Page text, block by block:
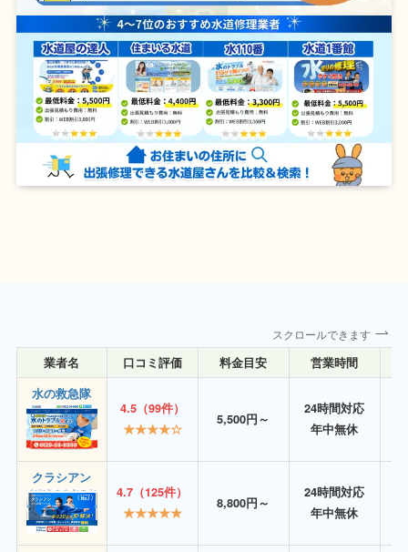
スクロールできます
業者名 口コミ評価 料金目安 営業時間
水の救急隊
4.5（99件）
★★★★☆
5,500円～
24時間対応
年中無休
クラシアン
4.7（125件）
★★★★★
8,800円～
24時間対応
年中無休